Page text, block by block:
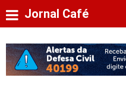
Jornal Café